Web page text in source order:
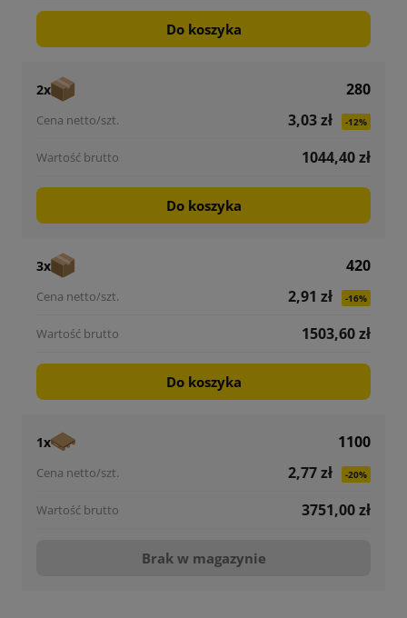
Do koszyka
2x
280
3,03 zł
-12%
1044,40 zł
Do koszyka
3x
420
2,91 zł
-16%
1503,60 zł
Do koszyka
1x
1100
2,77 zł
-20%
3751,00 zł
Brak w magazynie